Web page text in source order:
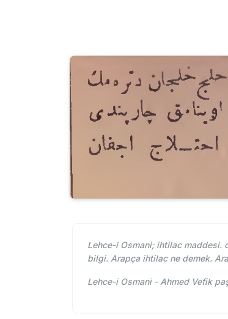
Lehce-i Osmani; ihtilac maddesi.
bilgi. Arapça ihtilac ne demek.